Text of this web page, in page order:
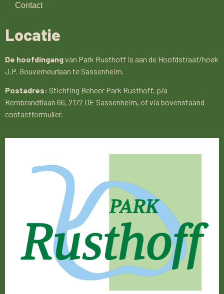
Contact
Locatie
De hoofdingangvan Park Rusthoff is aan de Hoofdstraat/hoek
J.P. Gouverneurlaan te Sassenheim.
Postadres: Stichting Beheer Park Rusthoff, p/a
Rembrandtlaan 66, 2172 DE Sassenheim, of via bovenstaand
contactformulier.